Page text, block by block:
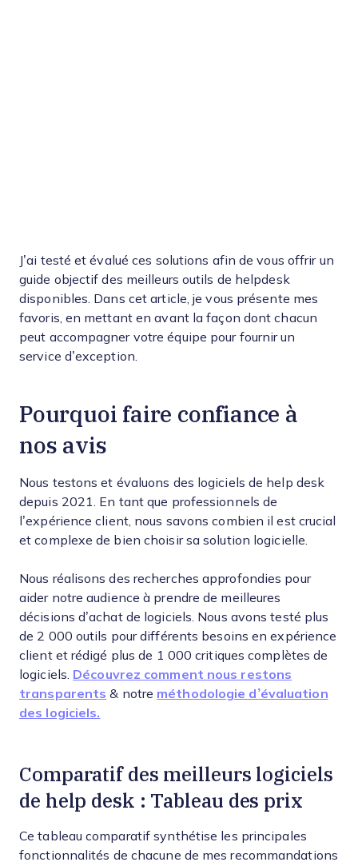
J’ai testé et évalué ces solutions afin de vous offrir un
guide objectif des meilleurs outils de helpdesk
disponibles. Dans cet article, je vous présente mes
favoris, en mettant en avant la façon dont chacun
peut accompagner votre équipe pour fournir un
service d’exception.
Pourquoi faire confiance à
nos avis
Nous testons et évaluons des logiciels de help desk
depuis 2021. En tant que professionnels de
l’expérience client, nous savons combien il est crucial
et complexe de bien choisir sa solution logicielle.
Nous réalisons des recherches approfondies pour
aider notre audience à prendre de meilleures
décisions d’achat de logiciels. Nous avons testé plus
de 2 000 outils pour différents besoins en expérience
client et rédigé plus de 1 000 critiques complètes de
logiciels. Découvrez comment nous restons
transparents & notre méthodologie d’évaluation
des logiciels.
Comparatif des meilleurs logiciels
de help desk : Tableau des prix
Ce tableau comparatif synthétise les principales
fonctionnalités de chacune de mes recommandations